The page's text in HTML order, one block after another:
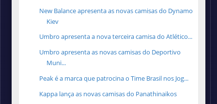
New Balance apresenta as novas camisas do Dynamo
Kiev
Umbro apresenta a nova terceira camisa do Atlético...
Umbro apresenta as novas camisas do Deportivo
Muni...
Peak é a marca que patrocina o Time Brasil nos Jog...
Kappa lança as novas camisas do Panathinaikos